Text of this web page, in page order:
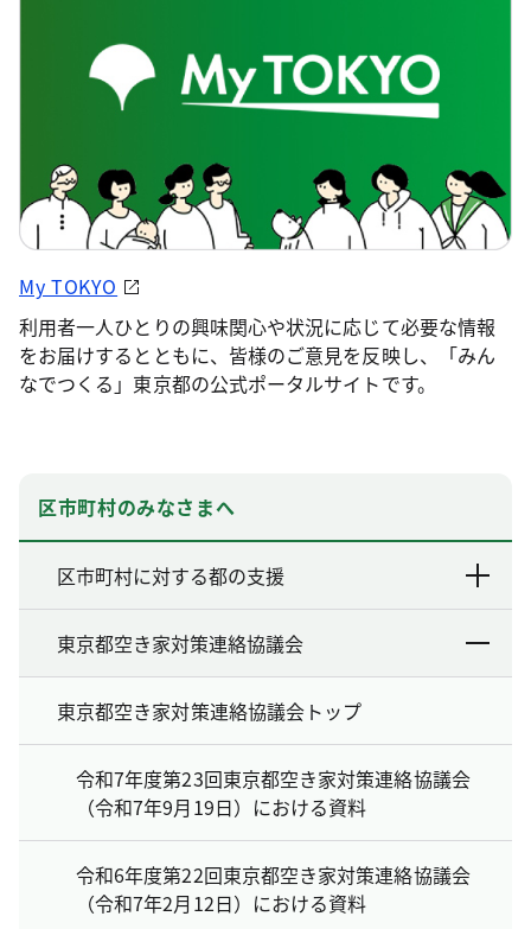
My TOKYO
利用者一人ひとりの興味関心や状況に応じて必要な情報
をお届けするとともに、皆様のご意見を反映し、「みん
なでつくる」東京都の公式ポータルサイトです。
区市町村のみなさまへ
区市町村に対する都の支援
東京都空き家対策連絡協議会
東京都空き家対策連絡協議会トップ
令和7年度第23回東京都空き家対策連絡協議会
（令和7年9月19日）における資料
令和6年度第22回東京都空き家対策連絡協議会
（令和7年2月12日）における資料